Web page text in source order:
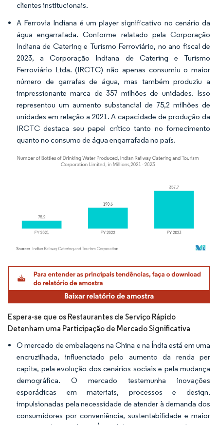
clientes institucionais.
A Ferrovia Indiana é um player significativo no cenário da
água engarrafada. Conforme relatado pela Corporação
Indiana de Catering e Turismo Ferroviário, no ano fiscal de
2023, a Corporação Indiana de Catering e Turismo
Ferroviário Ltda. (IRCTC) não apenas consumiu o maior
número de garrafas de água, mas também produziu a
impressionante marca de 357 milhões de unidades. Isso
representou um aumento substancial de 75,2 milhões de
unidades em relação a 2021. A capacidade de produção da
IRCTC destaca seu papel crítico tanto no fornecimento
quanto no consumo de água engarrafada no país.
Imagem © Mordor Intelligence. O reuso requer atribuição conforme CC BY 4.0.
Espera-se que os Restaurantes de Serviço Rápido
Detenham uma Participação de Mercado Significativa
O mercado de embalagens na China e na Índia está em uma
encruzilhada, influenciado pelo aumento da renda per
capita, pela evolução dos cenários sociais e pela mudança
demográfica. O mercado testemunha inovações
esporádicas em materiais, processos e design,
impulsionadas pela necessidade de atender à demanda dos
consumidores por conveniência, sustentabilidade e maior